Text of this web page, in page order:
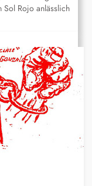
Sol Rojo anlässlich